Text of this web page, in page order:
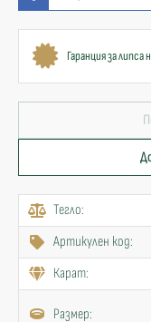
Гаранция за
Тегло:
Артикулен код:
Карат:
Размер: